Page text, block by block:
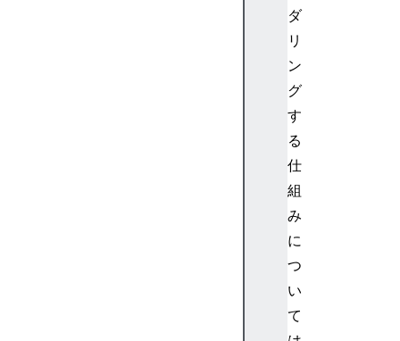
ダ
リ
ン
グ
す
る
仕
組
み
に
つ
い
て